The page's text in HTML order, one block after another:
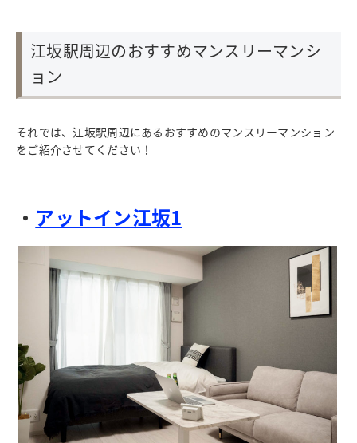
江坂駅周辺のおすすめマンスリーマンシ
ョン
それでは、江坂駅周辺にあるおすすめのマンスリーマンション
をご紹介させてください！
・ アットイン江坂1